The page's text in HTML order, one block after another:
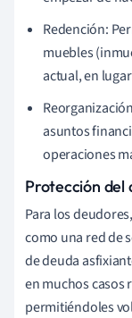
Redención:
muebles
actual, en
asuntos
operaciones
Protección del
Para los
como una red de
de deuda
en muchos casos
permitiéndoles